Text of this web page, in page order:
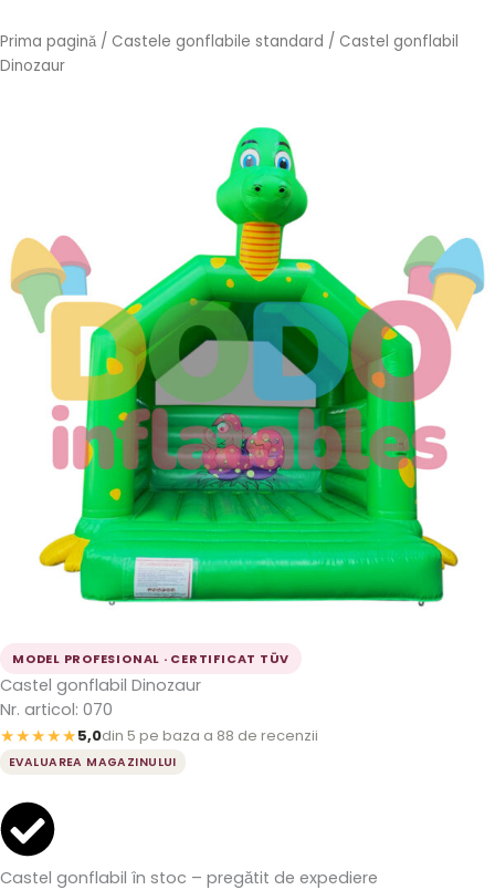
Prima pagină / Castele gonflabile standard / Castel gonflabil
Dinozaur
MODEL PROFESIONAL · CERTIFICAT TÜV
Castel gonflabil Dinozaur
Nr. articol: 070
★★★★★5,0din 5 pe baza a 88 de recenzii
EVALUAREA MAGAZINULUI
Castel gonflabil în stoc – pregătit de expediere